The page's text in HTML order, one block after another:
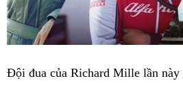
Đội đua của Richard Mille lần